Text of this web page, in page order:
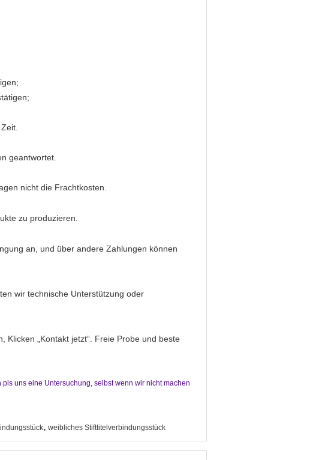
geantwortet.
nicht die Frachtkosten.
zu produzieren.
an, und über andere Zahlungen können
wir technische Unterstützung oder
„Kontakt jetzt“. Freie Probe und beste
uns eine Untersuchung, selbst wenn wir nicht machen
, weibliches Stifttitelverbindungsstück